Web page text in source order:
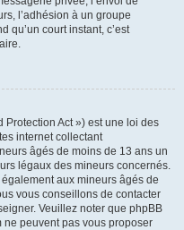
l’adhésion à un groupe
qu’un court instant, c’est
Protection Act ») est une loi des
internet collectant
âgés de moins de 13 ans un
légaux des mineurs concernés.
aux mineurs âgés de
vous conseillons de contacter
Veuillez noter que phpBB
ne peuvent pas vous proposer